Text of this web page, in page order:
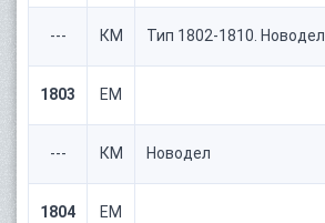
--- КМ Тип 1802-1810. Новодел
1803 ЕМ
--- КМ Новодел
1804 ЕМ